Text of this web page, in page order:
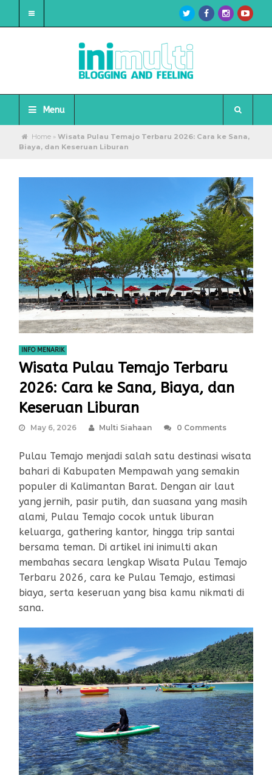
Menu
Home» Wisata Pulau Temajo Terbaru 2026: Cara ke Sana,
Biaya, dan Keseruan Liburan
INFO MENARIK
Wisata Pulau Temajo Terbaru
2026: Cara ke Sana, Biaya, dan
Keseruan Liburan
May 6, 2026 Multi Siahaan 0 Comments
Pulau Temajo menjadi salah satu destinasi wisata
bahari di Kabupaten Mempawah yang semakin
populer di Kalimantan Barat. Dengan air laut
yang jernih, pasir putih, dan suasana yang masih
alami, Pulau Temajo cocok untuk liburan
keluarga, gathering kantor, hingga trip santai
bersama teman. Di artikel ini inimulti akan
membahas secara lengkap Wisata Pulau Temajo
Terbaru 2026, cara ke Pulau Temajo, estimasi
biaya, serta keseruan yang bisa kamu nikmati di
sana.